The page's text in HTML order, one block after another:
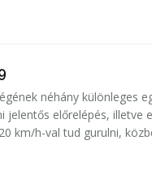
néhány különleges
jelentős előrelépés, illetve
km/h-val tud gurulni,